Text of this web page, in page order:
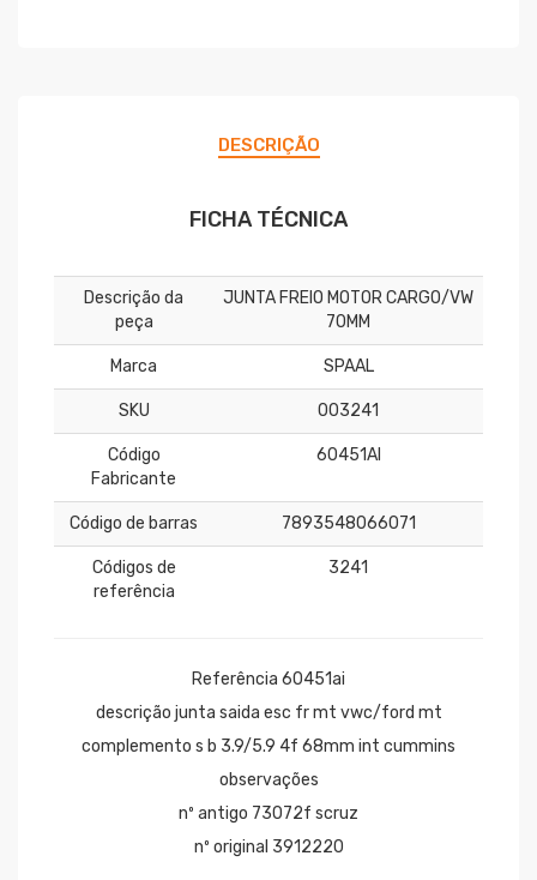
DESCRIÇÃO
FICHA TÉCNICA
Descrição da
peça
JUNTA FREIO MOTOR CARGO/VW
70MM
Marca SPAAL
SKU 003241
Código
Fabricante
60451AI
Código de barras 7893548066071
Códigos de
referência
3241
Referência 60451ai
descrição junta saida esc fr mt vwc/ford mt
complemento s b 3.9/5.9 4f 68mm int cummins
observações
nº antigo 73072f scruz
nº original 3912220